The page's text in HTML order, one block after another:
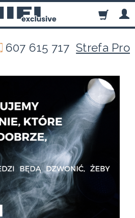
607 615 717Strefa Pro